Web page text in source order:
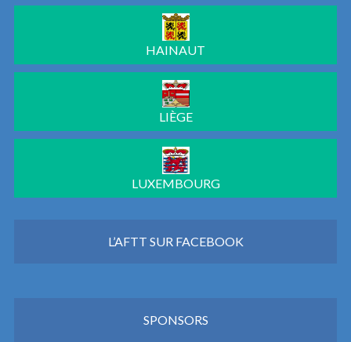
HAINAUT
LIÈGE
LUXEMBOURG
L’AFTT SUR FACEBOOK
SPONSORS